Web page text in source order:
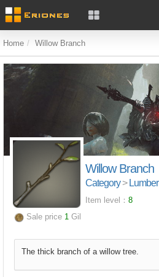
Home Willow Branch
Willow Branch
Category> Lumber
Item level： 8
Sale price 1 Gil
The thick branch of a willow tree.